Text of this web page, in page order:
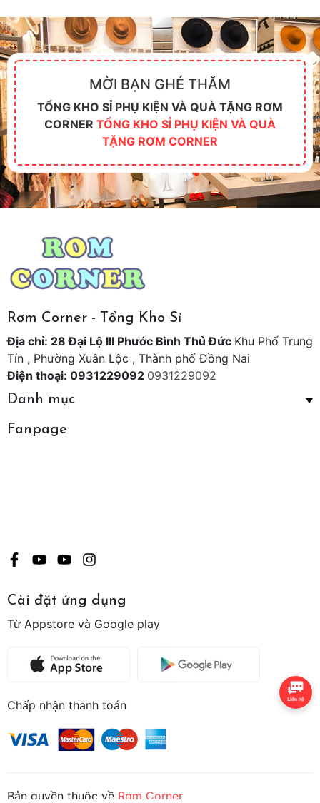
MỜI BẠN GHÉ THĂM
TỔNG KHO SỈ PHỤ KIỆN VÀ QUÀ TẶNG RƠM
CORNER TỔNG KHO SỈ PHỤ KIỆN VÀ QUÀ
TẶNG RƠM CORNER
Rơm Corner - Tổng Kho Sỉ
Địa chỉ: 28 Đại Lộ III Phước Bình Thủ Đức Khu Phố Trung
Tín , Phường Xuân Lộc , Thành phố Đồng Nai
Điện thoại: 0931229092 0931229092
Danh mục
Fanpage
Cài đặt ứng dụng
Từ Appstore và Google play
Chấp nhận thanh toán
Bản quyền thuộc về Rơm Corner